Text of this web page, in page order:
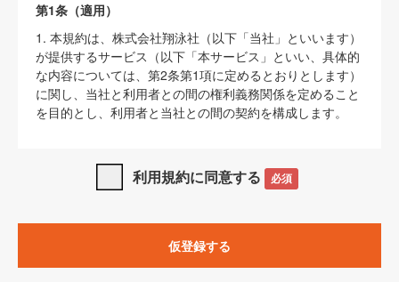
第1条（適用）
1. 本規約は、株式会社翔泳社（以下「当社」といいます）
が提供するサービス（以下「本サービス」といい、具体的
な内容については、第2条第1項に定めるとおりとします）
に関し、当社と利用者との間の権利義務関係を定めること
を目的とし、利用者と当社との間の契約を構成します。
SHOEISHA iDプライバシーポリシー」及び「
サイト上でのデータの利用について（Cookieポリシー）
3. 本規約の内容と、前項に記載する定めその他当社が定め
利用規約に同意する 必須
仮登録する